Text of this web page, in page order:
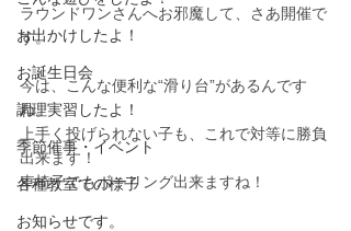
お出かけしたよ！
お誕生日会
調理実習したよ！
季節催事・イベント
各種教室での様子
お知らせです。
ラウンドワンさんへお邪魔して、さあ開催で
す。
今は、こんな便利な“滑り台”があるんです
ね。
上手く投げられない子も、これで対等に勝負
出来ます！
車椅子でもボーリング出来ますね！